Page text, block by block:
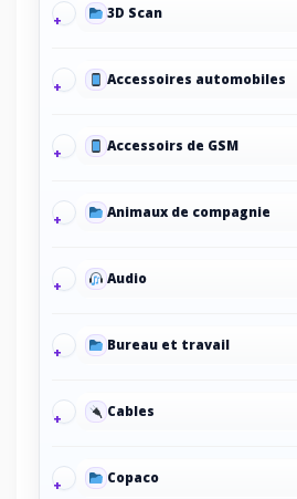
3D Scan
Accessoires automobiles
Accessoirs de GSM
Animaux de compagnie
Audio
Bureau et travail
Cables
Copaco